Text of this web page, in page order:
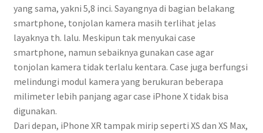
yang sama, yakni 5,8 inci. Sayangnya di bagian belakang
smartphone, tonjolan kamera masih terlihat jelas
layaknya th. lalu. Meskipun tak menyukai case
smartphone, namun sebaiknya gunakan case agar
tonjolan kamera tidak terlalu kentara. Case juga berfungsi
melindungi modul kamera yang berukuran beberapa
milimeter lebih panjang agar case iPhone X tidak bisa
digunakan.
Dari depan, iPhone XR tampak mirip seperti XS dan XS Max,